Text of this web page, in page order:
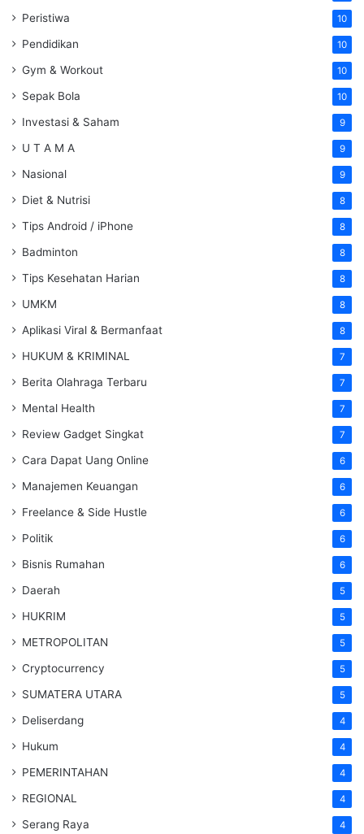
Peristiwa 10
Pendidikan 10
Gym & Workout 10
Sepak Bola 10
Investasi & Saham 9
U T A M A 9
Nasional 9
Diet & Nutrisi 8
Tips Android / iPhone 8
Badminton 8
Tips Kesehatan Harian 8
UMKM 8
Aplikasi Viral & Bermanfaat 8
HUKUM & KRIMINAL 7
Berita Olahraga Terbaru 7
Mental Health 7
Review Gadget Singkat 7
Cara Dapat Uang Online 6
Manajemen Keuangan 6
Freelance & Side Hustle 6
Politik 6
Bisnis Rumahan 6
Daerah 5
HUKRIM 5
METROPOLITAN 5
Cryptocurrency 5
SUMATERA UTARA 5
Deliserdang 4
Hukum 4
PEMERINTAHAN 4
REGIONAL 4
Serang Raya 4